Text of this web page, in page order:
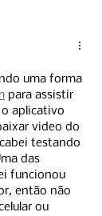
is
uma forma
para assistir
aplicativo
video do
testando
das
funcionou
então não
ou